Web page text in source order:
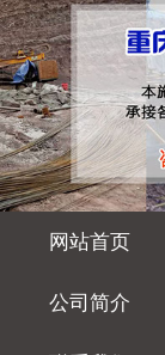
网站首页
公司简介